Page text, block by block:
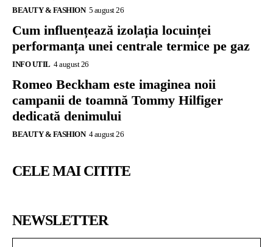
BEAUTY & FASHION 5 august 26
Cum influențează izolația locuinței
performanța unei centrale termice pe gaz
INFO UTIL 4 august 26
Romeo Beckham este imaginea noii
campanii de toamnă Tommy Hilfiger
dedicată denimului
BEAUTY & FASHION 4 august 26
CELE MAI CITITE
NEWSLETTER